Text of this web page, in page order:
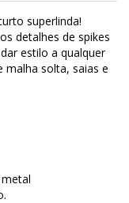
superlinda!
detalhes de spikes
estilo a qualquer
malha solta, saias e